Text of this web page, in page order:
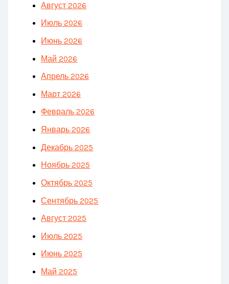
Август 2026
Июль 2026
Июнь 2026
Май 2026
Апрель 2026
Март 2026
Февраль 2026
Январь 2026
Декабрь 2025
Ноябрь 2025
Октябрь 2025
Сентябрь 2025
Август 2025
Июль 2025
Июнь 2025
Май 2025